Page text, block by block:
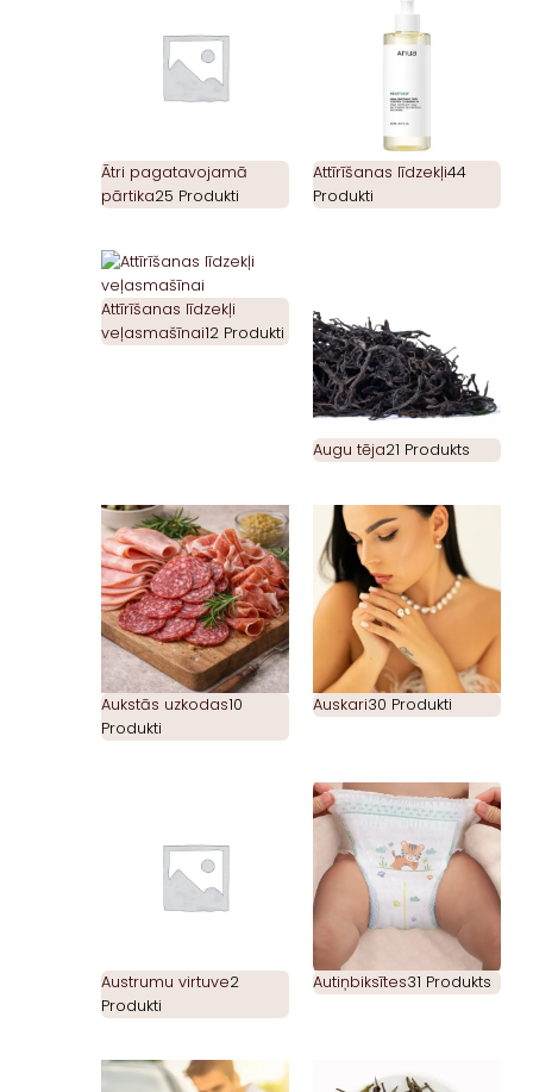
Ātri pagatavojamā
pārtika25 Produkti
Attīrīšanas līdzekļi44
Produkti
Attīrīšanas līdzekļi
veļasmašīnai12 Produkti
Augu tēja21 Produkts
Aukstās uzkodas10
Produkti
Auskari30 Produkti
Austrumu virtuve2
Produkti
Autiņbiksītes31 Produkts